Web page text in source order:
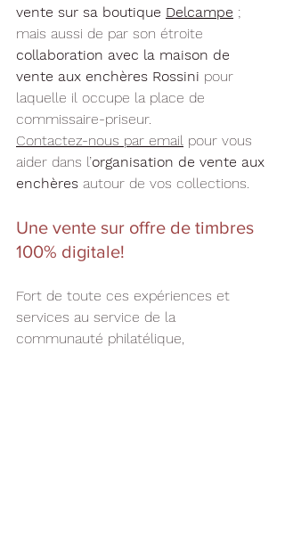
vente sur sa boutique Delcampe ;
mais aussi de par son étroite
collaboration avec la maison de
vente aux enchères Rossini pour
laquelle il occupe la place de
commissaire-priseur.
Contactez-nous par email pour vous
aider dans l’organisation de vente aux
enchères autour de vos collections.
Une vente sur offre de timbres
100% digitale!
Fort de toute ces expériences et
services au service de la
communauté philatélique,